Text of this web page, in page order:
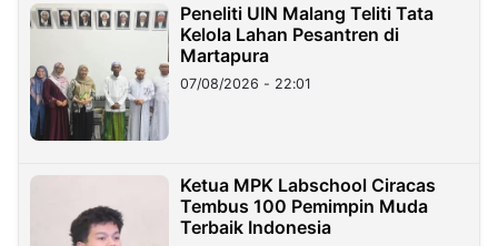
Peneliti UIN Malang Teliti Tata
Kelola Lahan Pesantren di
Martapura
07/08/2026 - 22:01
Ketua MPK Labschool Ciracas
Tembus 100 Pemimpin Muda
Terbaik Indonesia